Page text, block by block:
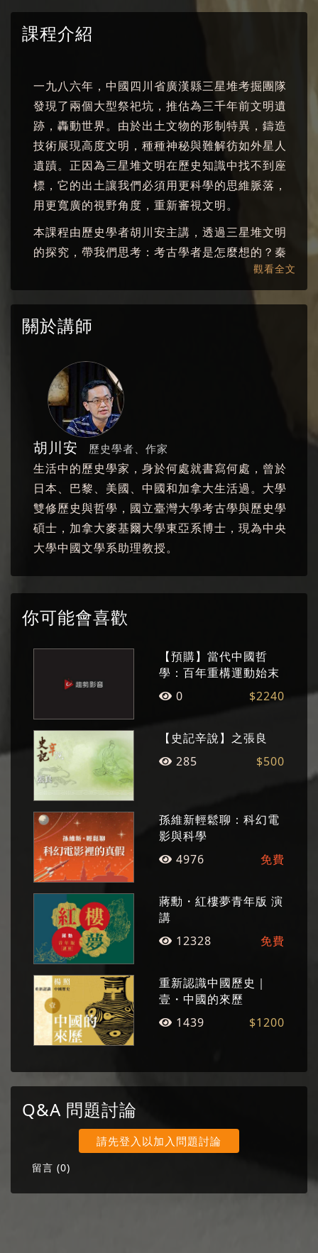
課程介紹
一九八六年，中國四川省廣漢縣三星堆考掘團隊
發現了兩個大型祭祀坑，推估為三千年前文明遺
跡，轟動世界。由於出土文物的形制特異，鑄造
技術展現高度文明，種種神秘與難解彷如外星人
遺蹟。正因為三星堆文明在歷史知識中找不到座
標，它的出土讓我們必須用更科學的思維脈落，
用更寬廣的視野角度，重新審視文明。
本課程由歷史學者胡川安主講，透過三星堆文明
的探究，帶我們思考：考古學者是怎麼想的？秦
漢統一前發生了什麼事？誰，成為了沒有歷史的
人？
觀看全文
關於講師
胡川安 歷史學者、作家
生活中的歷史學家，身於何處就書寫何處，曾於
日本、巴黎、美國、中國和加拿大生活過。大學
雙修歷史與哲學，國立臺灣大學考古學與歷史學
碩士，加拿大麥基爾大學東亞系博士，現為中央
大學中國文學系助理教授。
你可能會喜歡
【預購】當代中國哲
學：百年重構運動始末
0
$2240
【史記辛說】之張良
285
$500
孫維新輕鬆聊：科幻電
影與科學
4976
免費
蔣勳・紅樓夢青年版 演
講
12328
免費
重新認識中國歷史｜
壹・中國的來歷
1439
$1200
Q&A 問題討論
請先登入以加入問題討論
留言 (0)